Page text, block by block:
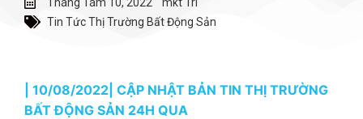
Tin Tức Thị Trường Bất Động Sản
| 10/08/2022| CẬP NHẬT BẢN TIN THỊ TRƯỜNG
BẤT ĐỘNG SẢN 24H QUA